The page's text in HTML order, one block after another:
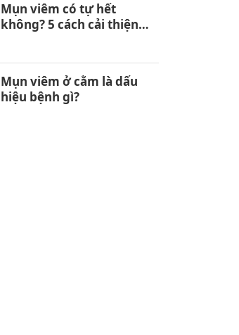
Mụn viêm có tự hết
không? 5 cách cải thiện
Mụn viêm ở cằm là dấu
hiệu bệnh gì?